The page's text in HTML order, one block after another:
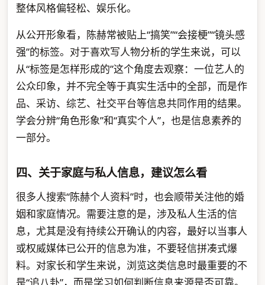
整体风格偏轻松、娱乐化。
从公开形象看，陈赫常被贴上“搞笑”“会接梗”“镜头感
强”的标签。对于喜欢写人物分析的学生来说，可以
从“标签是怎样形成的”这个角度去观察：一位艺人的
公众印象，并不完全等于真实生活中的全部，而是作
品、采访、综艺、社交平台等信息共同作用的结果。
学会分辨“角色形象”和“真实个人”，也是信息素养的
一部分。
四、关于家庭与私人信息，建议怎么看
很多人搜索“陈赫个人资料”时，也会顺带关注他的婚
姻和家庭情况。需要注意的是，涉及私人生活的信
息，尤其是没有持续公开确认的内容，最好以当事人
或权威媒体已公开的信息为准，不要轻信拼凑式爆
料。对家长和学生来说，浏览这类信息时最重要的不